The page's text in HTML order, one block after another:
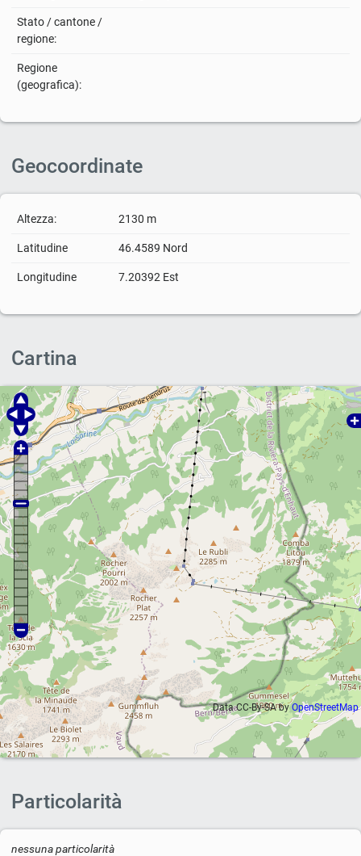
Stato / cantone /
regione:
Regione
(geografica):
Geocoordinate
Altezza: 2130 m
Latitudine 46.4589 Nord
Longitudine 7.20392 Est
Cartina
Data CC-By-SA byOpenStreetMap
Particolarità
nessuna particolarità